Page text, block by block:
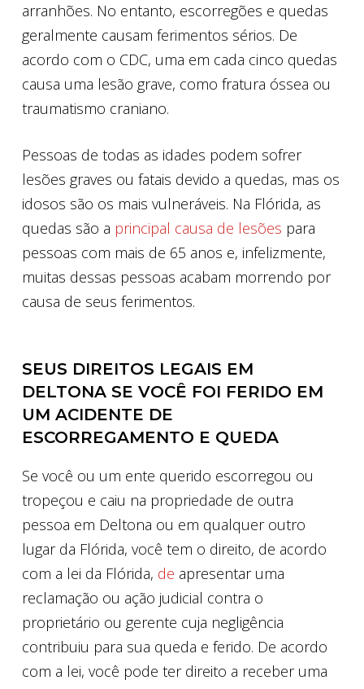
arranhões. No entanto, escorregões e quedas
geralmente causam ferimentos sérios. De
acordo com o CDC, uma em cada cinco quedas
causa uma lesão grave, como fratura óssea ou
traumatismo craniano.
Pessoas de todas as idades podem sofrer
lesões graves ou fatais devido a quedas, mas os
idosos são os mais vulneráveis. Na Flórida, as
quedas são a principal causa de lesões para
pessoas com mais de 65 anos e, infelizmente,
muitas dessas pessoas acabam morrendo por
causa de seus ferimentos.
SEUS DIREITOS LEGAIS EM
DELTONA SE VOCÊ FOI FERIDO EM
UM ACIDENTE DE
ESCORREGAMENTO E QUEDA
Se você ou um ente querido escorregou ou
tropeçou e caiu na propriedade de outra
pessoa em Deltona ou em qualquer outro
lugar da Flórida, você tem o direito, de acordo
com a lei da Flórida, de apresentar uma
reclamação ou ação judicial contra o
proprietário ou gerente cuja negligência
contribuiu para sua queda e ferido. De acordo
com a lei, você pode ter direito a receber uma